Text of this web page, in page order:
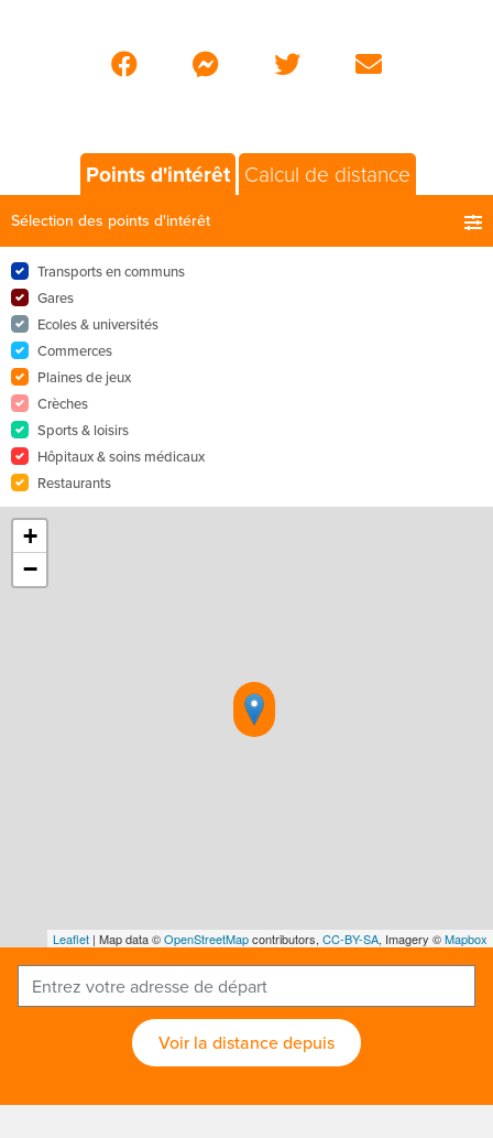
Points d'intérêt Calcul de distance
Sélection des points d'intérêt
Transports en communs
Gares
Ecoles & universités
Commerces
Plaines de jeux
Crèches
Sports & loisirs
Hôpitaux & soins médicaux
Restaurants
+
−
Leaflet | Map data ©OpenStreetMapcontributors, CC-BY-SA, Imagery ©Mapbox
Voir la distance depuis